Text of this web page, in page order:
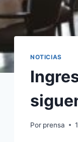
NOTICIAS
Por prensa